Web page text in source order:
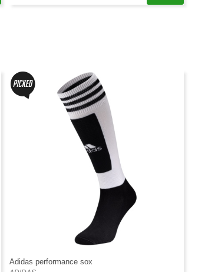
Adidas performance sox